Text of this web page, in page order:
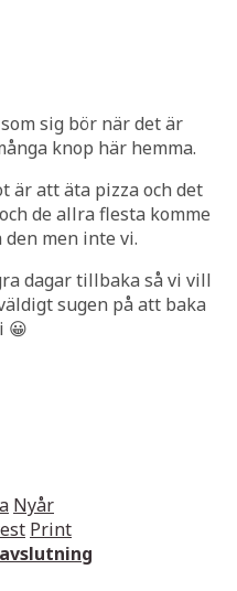
sig bör när det är
knop här hemma.
är att äta pizza och det
de allra flesta komme
men inte vi.
dagar tillbaka så vi vill
sugen på att baka
😀
Nyår
Print